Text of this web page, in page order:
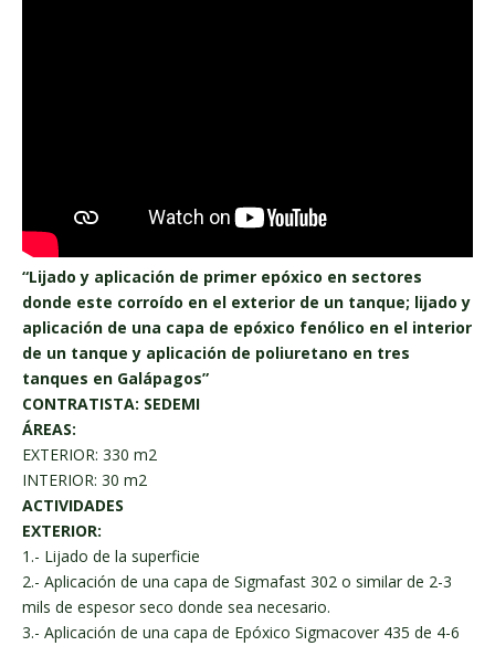
“Lijado y aplicación de primer epóxico en sectores
donde este corroído en el exterior de un tanque; lijado y
aplicación de una capa de epóxico fenólico en el interior
de un tanque y aplicación de poliuretano en tres
tanques en Galápagos”
CONTRATISTA: SEDEMI
ÁREAS:
EXTERIOR: 330 m2
INTERIOR: 30 m2
ACTIVIDADES
EXTERIOR:
1.- Lijado de la superficie
2.- Aplicación de una capa de Sigmafast 302 o similar de 2-3
mils de espesor seco donde sea necesario.
3.- Aplicación de una capa de Epóxico Sigmacover 435 de 4-6